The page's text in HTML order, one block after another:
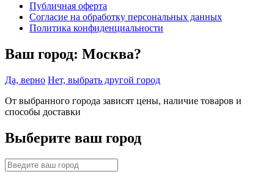
Публичная оферта
Согласие на обработку персональных данных
Политика конфиденциальности
Ваш город: Москва?
Да, верно Нет, выбрать другой город
От выбранного города зависят цены, наличие товаров и
способы доставки
Выберите ваш город